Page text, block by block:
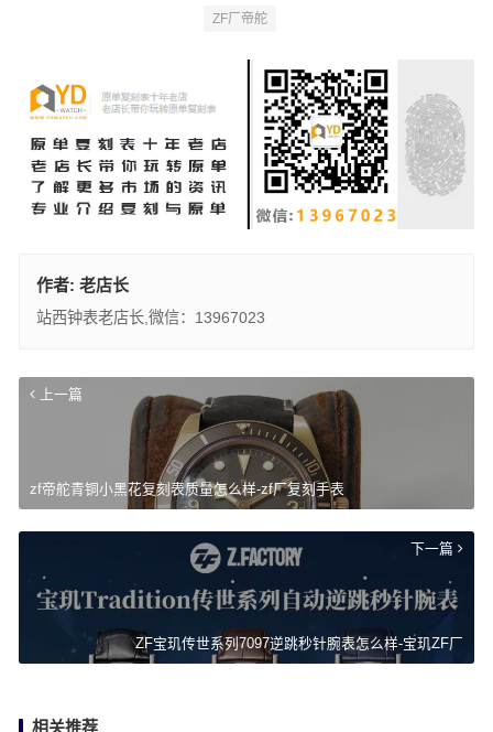
ZF厂帝舵
作者: 老店长
站西钟表老店长,微信：13967023
上一篇
zf帝舵青铜小黑花复刻表质量怎么样-zf厂复刻手表
下一篇
ZF宝玑传世系列7097逆跳秒针腕表怎么样-宝玑ZF厂
相关推荐